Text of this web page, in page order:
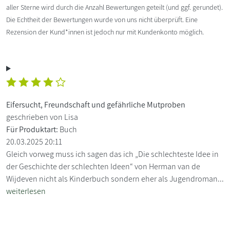
aller Sterne wird durch die Anzahl Bewertungen geteilt (und ggf. gerundet).
Die Echtheit der Bewertungen wurde von uns nicht überprüft. Eine
Rezension der Kund*innen ist jedoch nur mit Kundenkonto möglich.
Eifersucht, Freundschaft und gefährliche Mutproben
geschrieben von Lisa
Für Produktart: Buch
20.03.2025 20:11
Gleich vorweg muss ich sagen das ich „Die schlechteste Idee in
der Geschichte der schlechten Ideen“ von Herman van de
Wijdeven nicht als Kinderbuch sondern eher als Jugendroman...
weiterlesen